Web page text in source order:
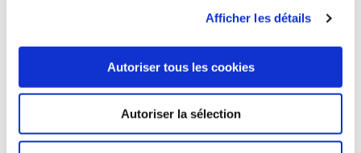
Afficher les détails
Autoriser tous les cookies
Autoriser la sélection
155 M€ (167,57 M$) afin de progresser vers son premier
lancement prévu au second semestre de l'année. Parmi les
Porsche SE, qui rejoindra le conseil de surveillance aux côtés
de HV Capital, a indiqué la société. « Ce tour de table est
une étape importante sur notre chemin vers l'orbite », a